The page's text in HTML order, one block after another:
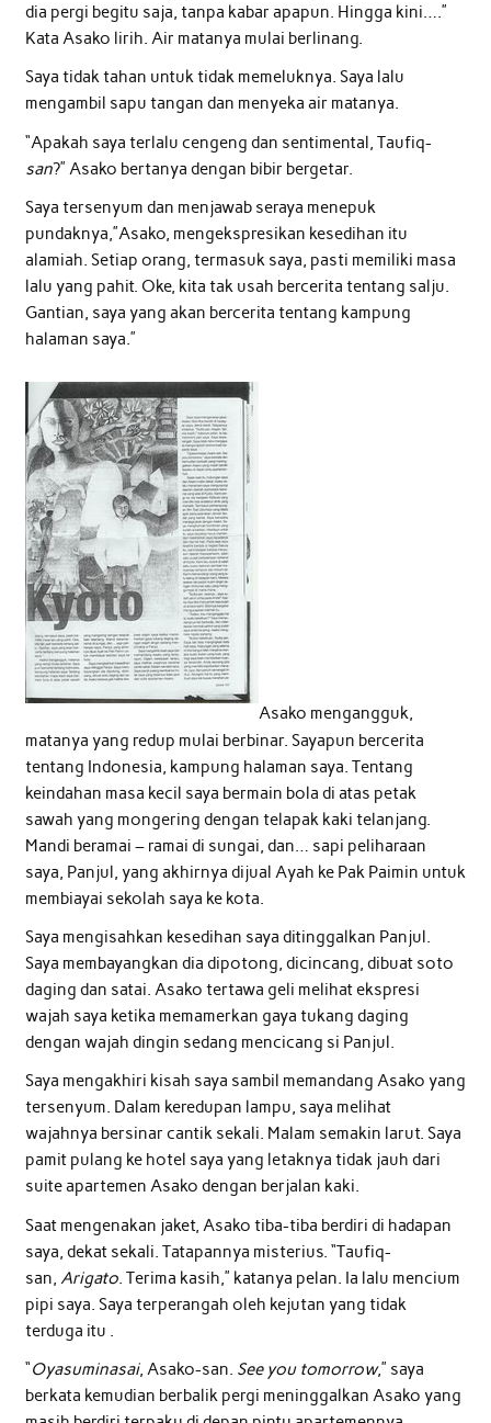
dia pergi begitu saja, tanpa kabar apapun. Hingga kini….”
Kata Asako lirih. Air matanya mulai berlinang.
Saya tidak tahan untuk tidak memeluknya. Saya lalu
mengambil sapu tangan dan menyeka air matanya.
“Apakah saya terlalu cengeng dan sentimental, Taufiq-
san?” Asako bertanya dengan bibir bergetar.
Saya tersenyum dan menjawab seraya menepuk
pundaknya,”Asako, mengekspresikan kesedihan itu
alamiah. Setiap orang, termasuk saya, pasti memiliki masa
lalu yang pahit. Oke, kita tak usah bercerita tentang salju.
Gantian, saya yang akan bercerita tentang kampung
halaman saya.”
Asako mengangguk,
matanya yang redup mulai berbinar. Sayapun bercerita
tentang Indonesia, kampung halaman saya. Tentang
keindahan masa kecil saya bermain bola di atas petak
sawah yang mongering dengan telapak kaki telanjang.
Mandi beramai – ramai di sungai, dan… sapi peliharaan
saya, Panjul, yang akhirnya dijual Ayah ke Pak Paimin untuk
membiayai sekolah saya ke kota.
Saya mengisahkan kesedihan saya ditinggalkan Panjul.
Saya membayangkan dia dipotong, dicincang, dibuat soto
daging dan satai. Asako tertawa geli melihat ekspresi
wajah saya ketika memamerkan gaya tukang daging
dengan wajah dingin sedang mencicang si Panjul.
Saya mengakhiri kisah saya sambil memandang Asako yang
tersenyum. Dalam keredupan lampu, saya melihat
wajahnya bersinar cantik sekali. Malam semakin larut. Saya
pamit pulang ke hotel saya yang letaknya tidak jauh dari
suite apartemen Asako dengan berjalan kaki.
Saat mengenakan jaket, Asako tiba-tiba berdiri di hadapan
saya, dekat sekali. Tatapannya misterius. “Taufiq-
san, Arigato. Terima kasih,” katanya pelan. Ia lalu mencium
pipi saya. Saya terperangah oleh kejutan yang tidak
terduga itu .
“Oyasuminasai, Asako-san. See you tomorrow,” saya
berkata kemudian berbalik pergi meninggalkan Asako yang